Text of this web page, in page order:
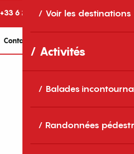
Voir les destinations
Activités
Balades
Randonnées
+33 6 25 22 16▒▒
Contactez-nous